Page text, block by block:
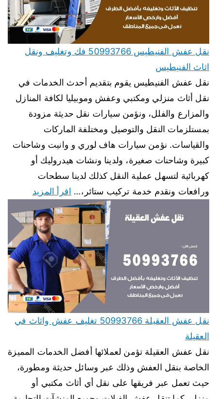
نقل عفش الفنيطيس 50993766 فك وتغليف ونقل
اثاث الفنيطيس
نقل عفش الفنيطيس يقوم بتقديم أحدث الخدمات في
نقل أثاث منزلي ومكتبي وعفش وموبيليا لكافة المنازل
والمزارع والفلل، ونؤمن سيارات نقل حديثة مزودة
بمستلزمات النقل والتوصيل ومختلفة الماركات
والقياسات. نؤمن سيارات هاف لوري و وانيت وشاحنات
كبيرة وشاحنات صغيرة، ولدينا ونشات هيدروليك أو
كهربائية لتسهل عملية النقل كذلك لدينا سطحات
ورافعات ونقدم خدمة تركيب ستائر،… اقرأ المزيد
نقل عفش العقيلة 50993766 تغليف عفش واثاث في
العقيلة
نقل عفش العقيلة تؤمن لعملائها أفضل الخدمات المميزة
الخاصة بنقل العفش وذلك عبر وسائل حديثة ومطورة،
حيث تعمل عبر فريقها على نقل أي أثاث مكتبي أو